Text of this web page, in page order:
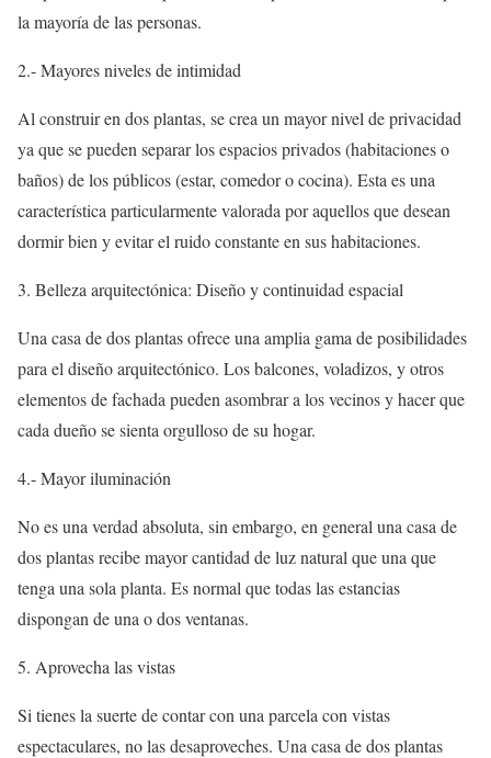
la mayoría de las personas.
2.- Mayores niveles de intimidad
Al construir en dos plantas, se crea un mayor nivel de privacidad
ya que se pueden separar los espacios privados (habitaciones o
baños) de los públicos (estar, comedor o cocina). Esta es una
característica particularmente valorada por aquellos que desean
dormir bien y evitar el ruido constante en sus habitaciones.
3. Belleza arquitectónica: Diseño y continuidad espacial
Una casa de dos plantas ofrece una amplia gama de posibilidades
para el diseño arquitectónico. Los balcones, voladizos, y otros
elementos de fachada pueden asombrar a los vecinos y hacer que
cada dueño se sienta orgulloso de su hogar.
4.- Mayor iluminación
No es una verdad absoluta, sin embargo, en general una casa de
dos plantas recibe mayor cantidad de luz natural que una que
tenga una sola planta. Es normal que todas las estancias
dispongan de una o dos ventanas.
5. Aprovecha las vistas
Si tienes la suerte de contar con una parcela con vistas
espectaculares, no las desaproveches. Una casa de dos plantas